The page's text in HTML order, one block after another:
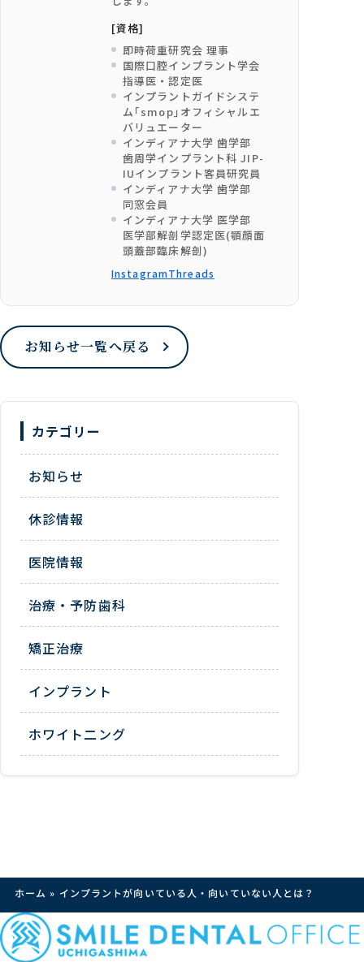
[資格]
即時荷重研究会 理事
国際口腔インプラント学会
指導医・認定医
インプラントガイドシステ
ム｢smop｣オフィシャルエ
バリュエーター
インディアナ大学 歯学部
歯周学インプラント科 JIP-
IUインプラント客員研究員
インディアナ大学 歯学部
同窓会員
インディアナ大学 医学部
医学部解剖学認定医(顎顔面
頭蓋部臨床解剖)
InstagramThreads
お知らせ一覧へ戻る
カテゴリー
お知らせ
休診情報
医院情報
治療・予防歯科
矯正治療
インプラント
ホワイト二ング
ホーム » インプラントが向いている人・向いていない人とは？